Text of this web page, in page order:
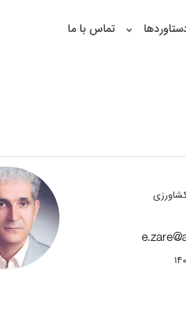
تماس با ما